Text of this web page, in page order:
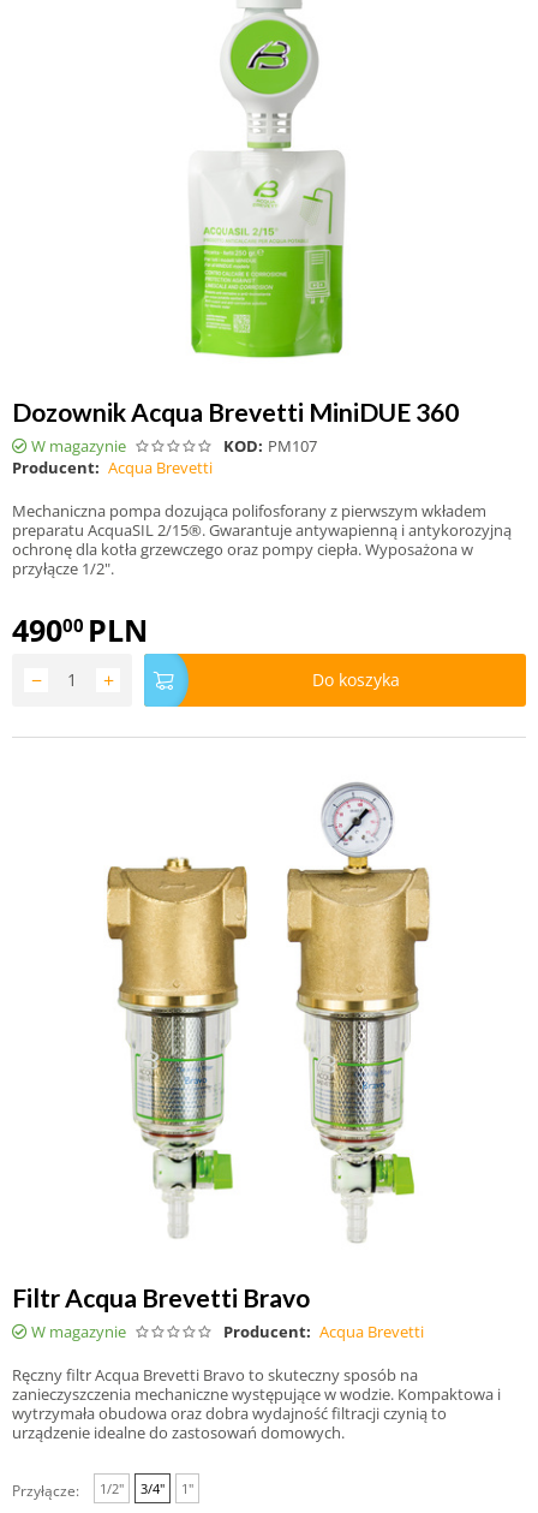
Dozownik Acqua Brevetti MiniDUE 360
W magazynie KOD: PM107
Producent: Acqua Brevetti
Mechaniczna pompa dozująca polifosforany z pierwszym wkładem
preparatu AcquaSIL 2/15®. Gwarantuje antywapienną i antykorozyjną
ochronę dla kotła grzewczego oraz pompy ciepła. Wyposażona w
przyłącze 1/2".
49000 PLN
+
− Do koszyka
Filtr Acqua Brevetti Bravo
W magazynie Producent: Acqua Brevetti
Ręczny filtr Acqua Brevetti Bravo to skuteczny sposób na
zanieczyszczenia mechaniczne występujące w wodzie. Kompaktowa i
wytrzymała obudowa oraz dobra wydajność filtracji czynią to
urządzenie idealne do zastosowań domowych.
Przyłącze: 1/2" 3/4" 1"